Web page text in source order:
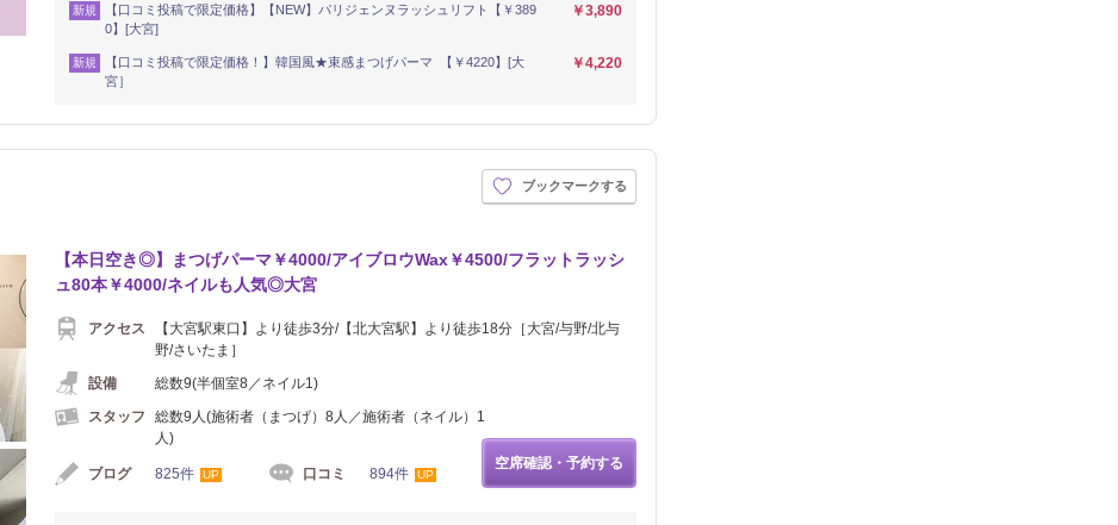
新規
【口コミ投稿で限定価格】【NEW】パリジェンヌラッシュリフト【￥389
0】[大宮]
￥3,890
新規
【口コミ投稿で限定価格！】韓国風★束感まつげパーマ 【￥4220】[大
宮］
￥4,220
ブックマークする
【本日空き◎】まつげパーマ￥4000/アイブロウWax￥4500/フラットラッシ
ュ80本￥4000/ネイルも人気◎大宮
アクセス
【大宮駅東口】より徒歩3分/【北大宮駅】より徒歩18分［大宮/与野/北与
野/さいたま］
設備
総数9(半個室8／ネイル1)
スタッフ
総数9人(施術者（まつげ）8人／施術者（ネイル）1
人)
ブログ 825件 UP 口コミ 894件 UP
空席確認・予約する